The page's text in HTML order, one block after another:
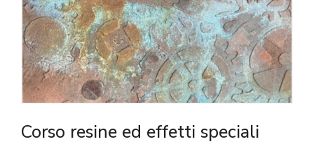
Corso resine ed effetti speciali